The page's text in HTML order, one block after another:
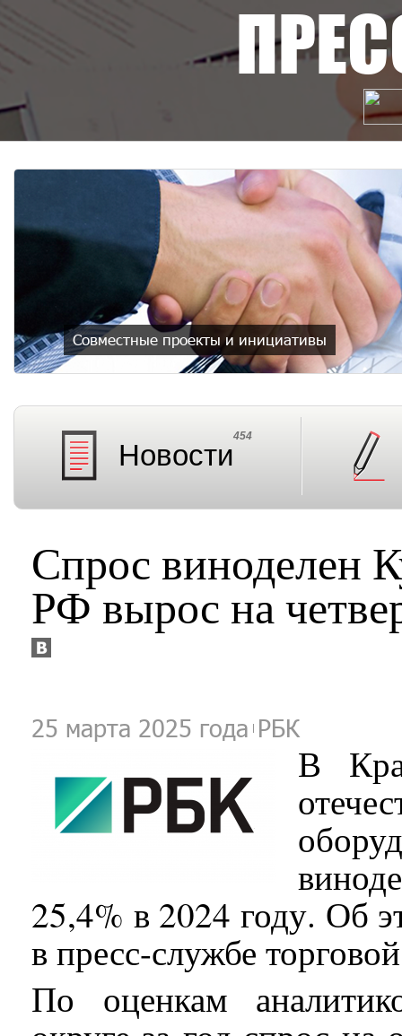
Совместные проекты и инициативы
Новости
454
Спрос виноделен
РФ вырос на
25 марта 2025 года РБК
В
25,4% в 2024 году. Об
в пресс-службе
По оценкам